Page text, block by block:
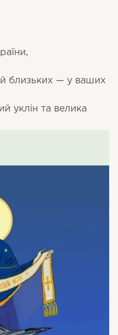
близьких — у ваших
уклін та велика